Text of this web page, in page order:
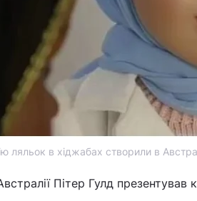
ляльок в хіджабах створили в
Пітер Гулд презентував